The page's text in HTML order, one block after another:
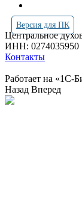
Версия для ПК
Центральное
ИНН: 0274035950
Контакты
Работает на «1С-
Назад Вперед